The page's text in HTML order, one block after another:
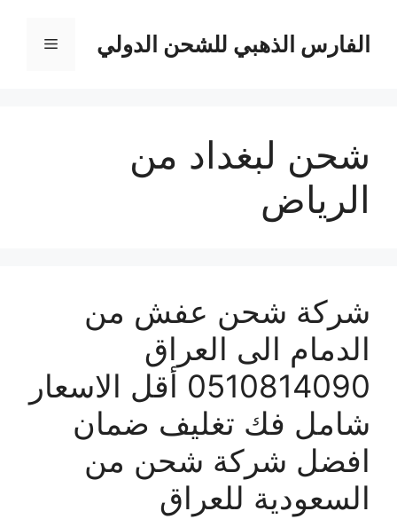
المحتوىالفارس الذهبي للشحن الدولي القائمة
شحن لبغداد من
الرياض
شركة شحن عفش من
الدمام الى العراق
0510814090 أقل الاسعار
شامل فك تغليف ضمان
افضل شركة شحن من
السعودية للعراق